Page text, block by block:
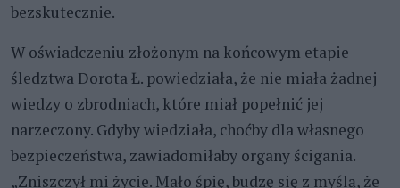
bezskutecznie.
W oświadczeniu złożonym na końcowym etapie
śledztwa Dorota Ł. powiedziała, że nie miała żadnej
wiedzy o zbrodniach, które miał popełnić jej
narzeczony. Gdyby wiedziała, choćby dla własnego
bezpieczeństwa, zawiadomiłaby organy ścigania.
„Zniszczył mi życie. Mało śpię, budzę się z myślą, że